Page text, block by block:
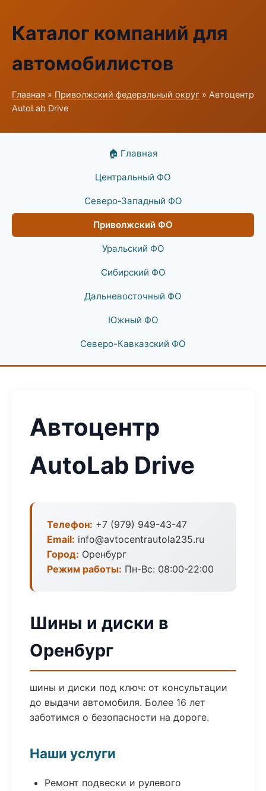
Каталог компаний для
автомобилистов
Главная » Приволжский федеральный округ » Автоцентр
AutoLab Drive
🏠 Главная
Центральный ФО
Северо-Западный ФО
Приволжский ФО
Уральский ФО
Сибирский ФО
Дальневосточный ФО
Южный ФО
Северо-Кавказский ФО
Автоцентр
AutoLab Drive
Телефон: +7 (979) 949-43-47
Email: info@avtocentrautola235.ru
Город: Оренбург
Режим работы: Пн-Вс: 08:00-22:00
Шины и диски в
Оренбург
шины и диски под ключ: от консультации
до выдачи автомобиля. Более 16 лет
заботимся о безопасности на дороге.
Наши услуги
Ремонт подвески и рулевого